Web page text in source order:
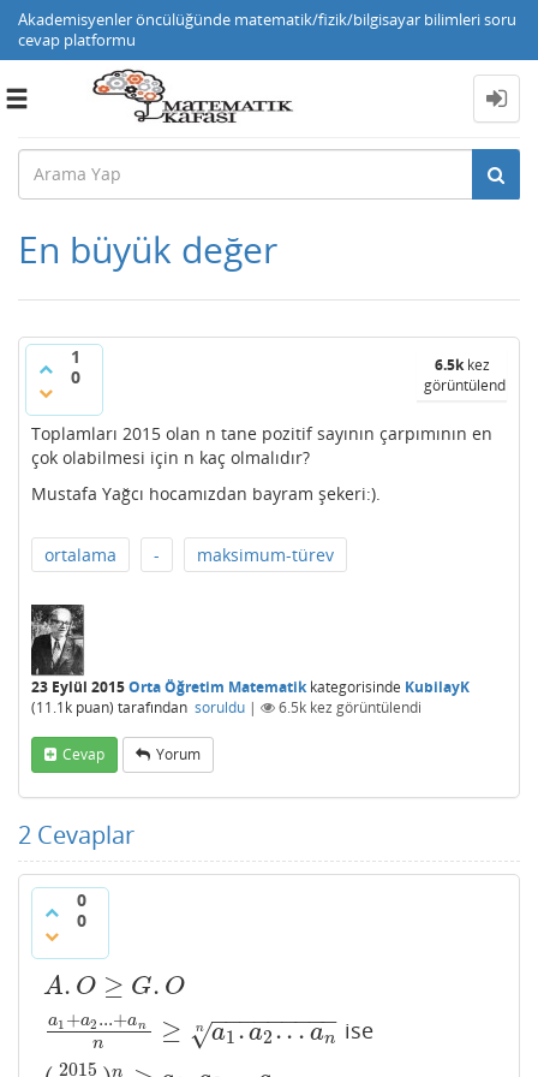
Akademisyenler öncülüğünde matematik/fizik/bilgisayar bilimleri soru
cevap platformu
Toggle
En büyük değer
1
0
6.5kkez
görüntülendi
Toplamları 2015 olan n tane pozitif sayının çarpımının en
çok olabilmesi için n kaç olmalıdır?
Mustafa Yağcı hocamızdan bayram şekeri:).
ortalama - maksimum-türev
23 Eylül 2015Orta Öğretim Matematikkategorisinde KubilayK
(11.1k puan) tarafından soruldu | 6.5k kez görüntülendi
Cevap Yorum
2 Cevaplar
0
0
A. O ≥ G. O
A.O≥G.O
a1 +a2 ...+an
n ≥ a1.a2...an
− −
−−−−−−−
√
n
a1+a2...+an n≥ a1.a2...ann ise
2015 n